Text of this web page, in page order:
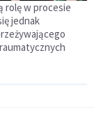
rolę w procesie
jednak